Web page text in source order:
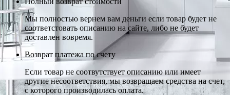
Мы полностью вернем вам деньги если товар будет не
соответстовать описанию на сайте, либо не будет
доставлен вовремя.
Возврат платежа по счету
Если товар не соотвутствует описанию или имеет
другие несоответствия, мы возвращаем средства на счет,
с которого производилась оплата.